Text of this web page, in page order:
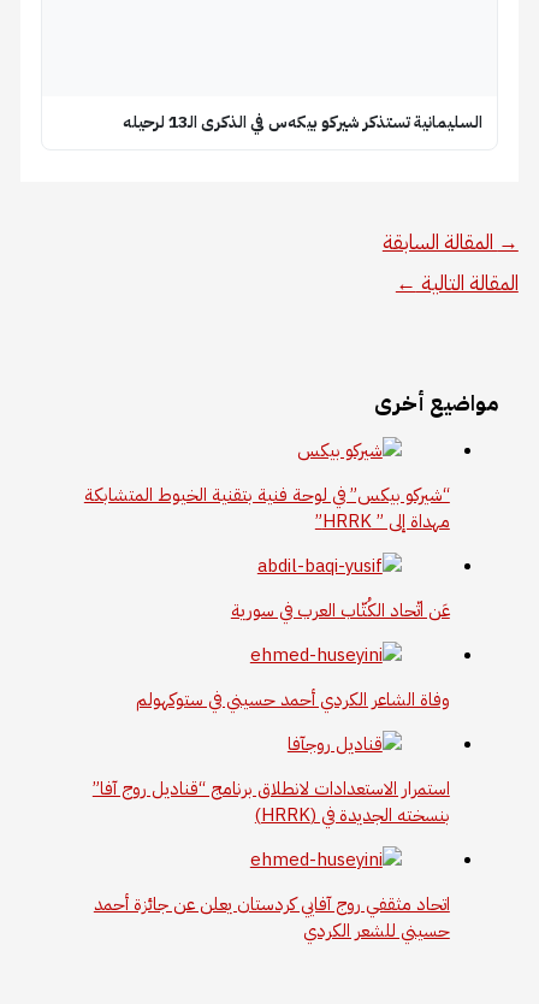
السليمانية تستذكر شيركو بيكه‌س في الذكرى الـ13 لرحيله
→ المقالة السابقة
المقالة التالية ←
مواضيع أخرى
“شيركو بيكس” في لوحة فنية بتقنية الخيوط المتشابكة
مهداة إلى ” HRRK”
عَن اتّحاد الكُتّاب العرب في سورية
وفاة الشاعر الكردي أحمد حسيني في ستوكهولم
استمرار الاستعدادات لانطلاق برنامج “قناديل روج آفا”
بنسخته الجديدة في (HRRK)
اتحاد مثقفي روج آفايي كردستان يعلن عن جائزة أحمد
حسيني للشعر الكردي